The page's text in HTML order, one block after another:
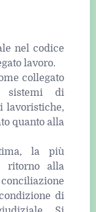
nel codice
lavoro.
collegato
sistemi di
lavoristiche,
quanto alla
la più
ritorno alla
di